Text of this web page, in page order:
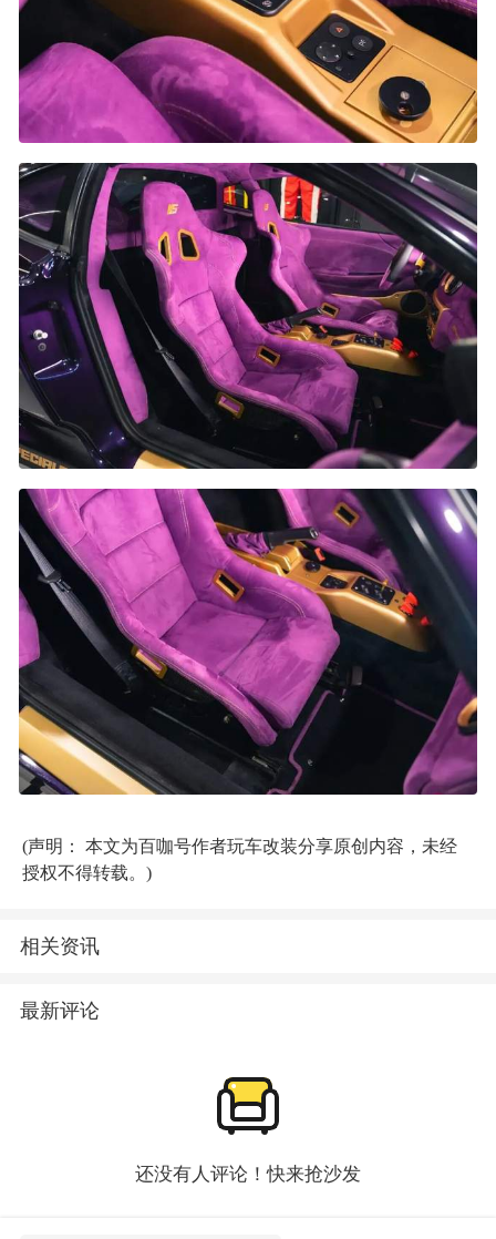
(声明： 本文为百咖号作者玩车改装分享原创内容，未经
授权不得转载。)
相关资讯
最新评论
还没有人评论！快来抢沙发